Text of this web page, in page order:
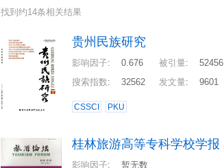
找到约14条相关结果
贵州民族研究
影响因子: 0.676 被引量:
52456
搜索指数: 32562 发文量: 9601
CSSCI PKU
桂林旅游高等专科学校学报
影响因子: 暂无数